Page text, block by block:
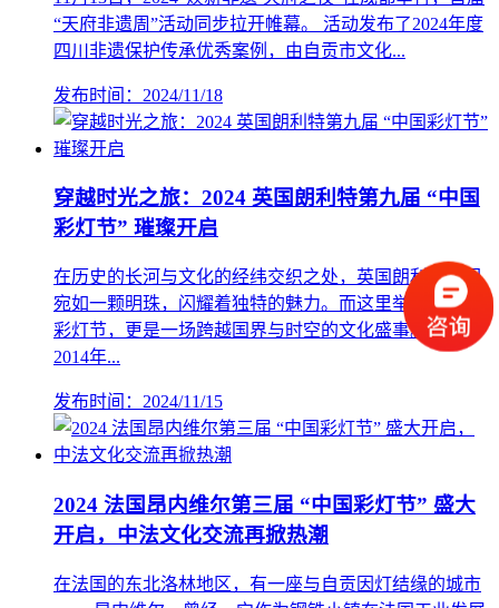
“天府非遗周”活动同步拉开帷幕。 活动发布了2024年度
四川非遗保护传承优秀案例，由自贡市文化...
发布时间：2024/11/18
穿越时光之旅：2024 英国朗利特第九届 “中国
彩灯节” 璀璨开启
在历史的长河与文化的经纬交织之处，英国朗利特庄园
宛如一颗明珠，闪耀着独特的魅力。而这里举办的中国
彩灯节，更是一场跨越国界与时空的文化盛事。 图为
2014年...
发布时间：2024/11/15
2024 法国昂内维尔第三届 “中国彩灯节” 盛大
开启，中法文化交流再掀热潮
在法国的东北洛林地区，有一座与自贡因灯结缘的城市